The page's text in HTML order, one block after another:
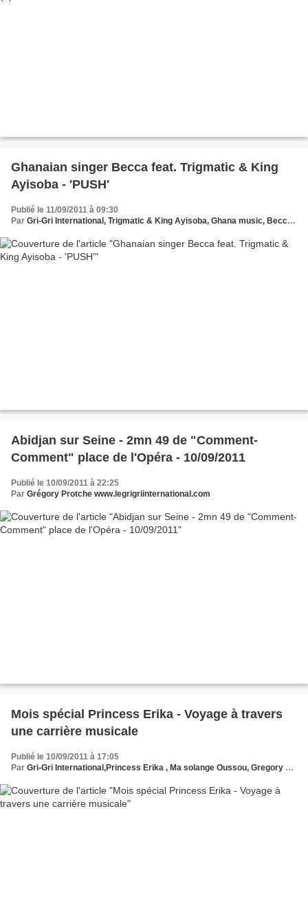
Ghanaian singer Becca feat. Trigmatic & King
Ayisoba - 'PUSH'
Publié le 11/09/2011 à 09:30
Par Gri-Gri International, Trigmatic & King Ayisoba, Ghana music, Becca - Push, Ma solange ,Africa
Abidjan sur Seine - 2mn 49 de "Comment-
Comment" place de l'Opéra - 10/09/2011
Publié le 10/09/2011 à 22:25
Par Grégory Protche www.legrigriinternational.com
Mois spécial Princess Erika - Voyage à travers
une carrière musicale
Publié le 10/09/2011 à 17:05
Par Gri-Gri International,Princess Erika , Ma solange Oussou, Gregory Protche